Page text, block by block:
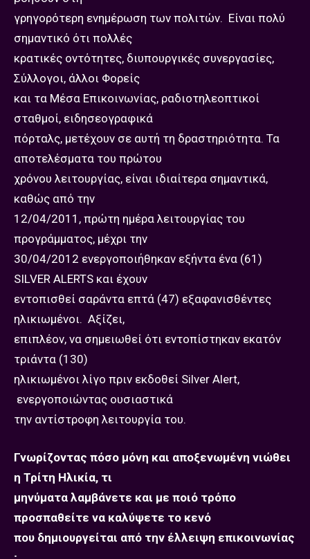
γρηγορότερη ενημέρωση των πολιτών. Είναι πολύ
σημαντικό ότι πολλές
κρατικές οντότητες, διυπουργικές συνεργασίες,
Σύλλογοι, άλλοι Φορείς
και τα Μέσα Επικοινωνίας, ραδιοτηλεοπτικοί
σταθμοί, ειδησεογραφικά
πόρταλς, μετέχουν σε αυτή τη δραστηριότητα. Τα
αποτελέσματα του πρώτου
χρόνου λειτουργίας, είναι ιδιαίτερα σημαντικά,
καθώς από την
12/04/2011, πρώτη ημέρα λειτουργίας του
προγράμματος, μέχρι την
30/04/2012 ενεργοποιήθηκαν εξήντα ένα (61)
SILVER ALERTS και έχουν
εντοπισθεί σαράντα επτά (47) εξαφανισθέντες
ηλικιωμένοι. Αξίζει,
επιπλέον, να σημειωθεί ότι εντοπίστηκαν εκατόν
τριάντα (130)
ηλικιωμένοι λίγο πριν εκδοθεί Silver Alert,
ενεργοποιώντας ουσιαστικά
την αντίστροφη λειτουργία του.
Γνωρίζοντας πόσο μόνη και αποξενωμένη νιώθει
η Τρίτη Ηλικία, τι
μηνύματα λαμβάνετε και με ποιό τρόπο
προσπαθείτε να καλύψετε το κενό
που δημιουργείται από την έλλειψη επικοινωνίας